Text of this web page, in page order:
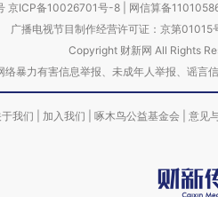
京ICP备10026701号-8 网信算备
广播电视节目制作经营许可证：京第01015
Copyright 财新网 All Rights
络暴力有害信息举报、未成年人举报、
于我们 加入我们 啄木鸟公益基金会 意见